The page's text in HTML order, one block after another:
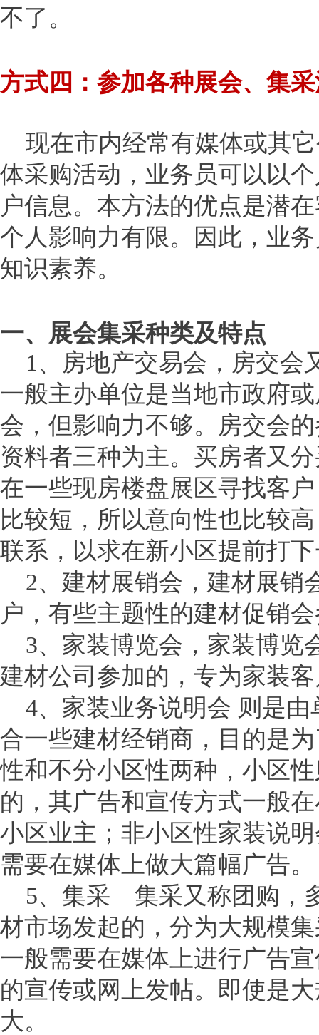
不了。
方式四：参加各种展会、集
现在市内经常有媒体或其
体采购活动，业务员可以以
户信息。本方法的优点是潜
个人影响力有限。因此，业
知识素养。
一、展会集采种类及特点
1、房地产交易会，房交会
一般主办单位是当地市政府
会，但影响力不够。房交会
资料者三种为主。买房者又
在一些现房楼盘展区寻找客
比较短，所以意向性也比较
联系，以求在新小区提前打
2、建材展销会，建材展销
户，有些主题性的建材促销
3、家装博览会，家装博览
建材公司参加的，专为家装
4、家装业务说明会 则是由
合一些建材经销商，目的是
性和不分小区性两种，小区
的，其广告和宣传方式一般
小区业主；非小区性家装说
需要在媒体上做大篇幅广告。
5、集采 集采又称团购，
材市场发起的，分为大规模
一般需要在媒体上进行广告
的宣传或网上发帖。即使是
大。